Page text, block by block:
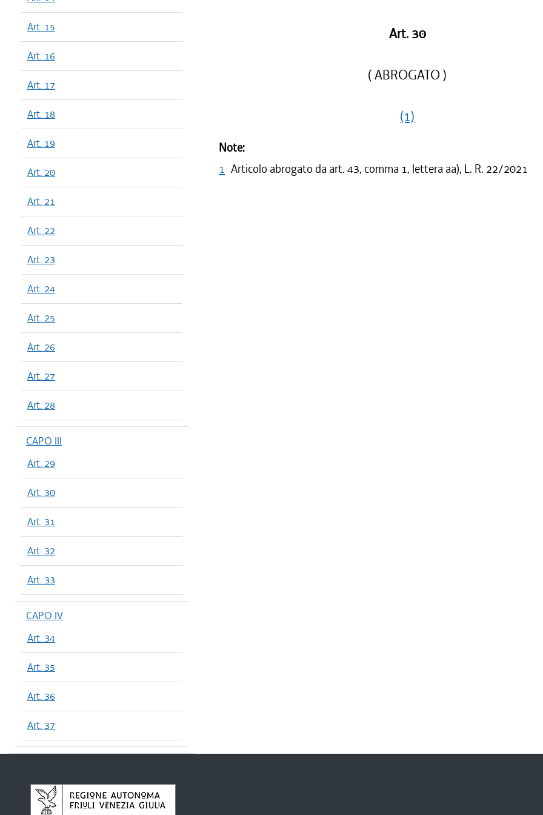
Art. 15
Art. 16
Art. 17
Art. 18
Art. 19
Art. 20
Art. 21
Art. 22
Art. 23
Art. 24
Art. 25
Art. 26
Art. 27
Art. 28
CAPO III
Art. 29
Art. 30
Art. 31
Art. 32
Art. 33
CAPO IV
Art. 34
Art. 35
Art. 36
Art. 37
Art. 30
( ABROGATO )
(1)
Note:
1 Articolo abrogato da art. 43, comma 1, lettera aa), L. R. 22/2021